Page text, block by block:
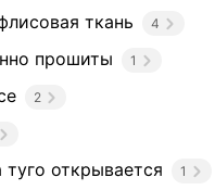
ткань 4
прошиты 1
2
туго открывается 1